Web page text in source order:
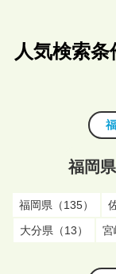
人気検索
福岡
福岡県（135）
大分県（13）
宮